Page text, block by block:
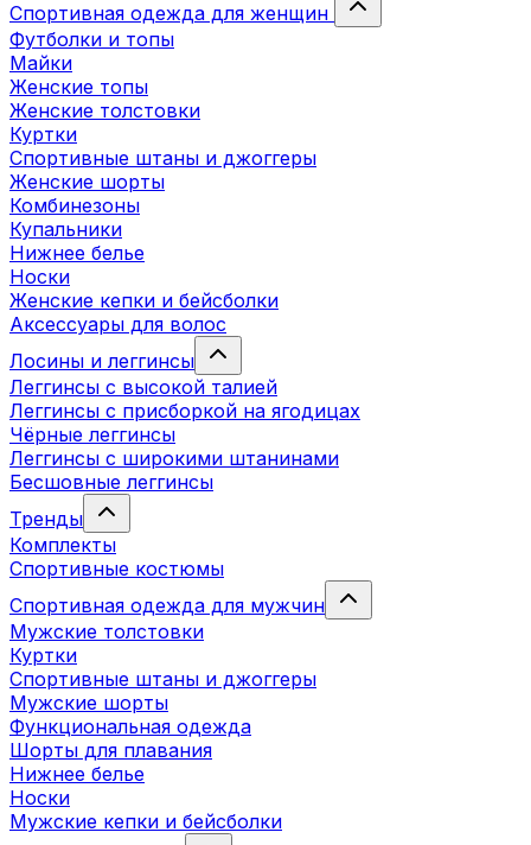
Спортивная одежда для женщин
Футболки и топы
Майки
Женские топы
Женские толстовки
Куртки
Спортивные штаны и джоггеры
Женские шорты
Комбинезоны
Купальники
Нижнее белье
Носки
Женские кепки и бейсболки
Аксессуары для волос
Лосины и леггинсы
Леггинсы с высокой талией
Леггинсы с присборкой на ягодицах
Чёрные леггинсы
Леггинсы с широкими штанинами
Бесшовные леггинсы
Тренды
Комплекты
Спортивные костюмы
Спортивная одежда для мужчин
Мужские толстовки
Куртки
Спортивные штаны и джоггеры
Мужские шорты
Функциональная одежда
Шорты для плавания
Нижнее белье
Носки
Мужские кепки и бейсболки